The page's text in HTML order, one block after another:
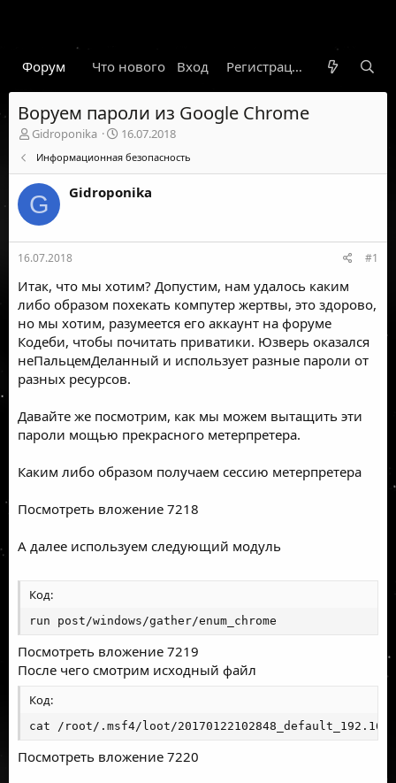
Форум Что нового Гарант Новости
Вход Регистрация
Воруем пароли из Google Chrome
А
о
р
т
е
м
ы
Gidroponika
Д
т
н
а
16.07.2018
Информационная безопасность
G Gidroponika
16.07.2018 #1
Итак, что мы хотим? Допустим, нам удалось каким
либо образом похекать компутер жертвы, это здорово,
но мы хотим, разумеется его аккаунт на форуме
Кодеби, чтобы почитать приватики. Юзверь оказался
неПальцемДеланный и использует разные пароли от
разных ресурсов.
Давайте же посмотрим, как мы можем вытащить эти
пароли мощью прекрасного метерпретера.
Каким либо образом получаем сессию метерпретера
Посмотреть вложение 7218
А далее используем следующий модуль
Код:
run post/windows/gather/enum_chrome
Посмотреть вложение 7219
После чего смотрим исходный файл
Код:
cat /root/.msf4/loot/
Посмотреть вложение 7220